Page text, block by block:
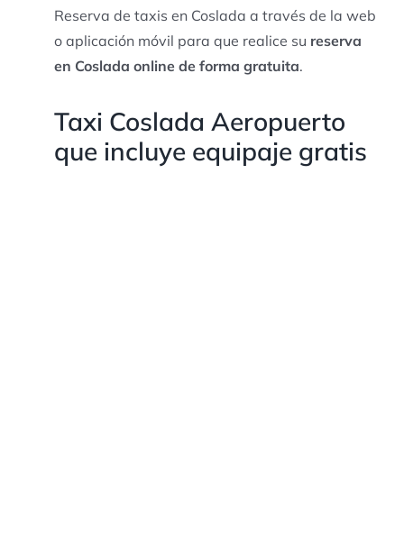
Reserva de taxis en Coslada a través de la web
o aplicación móvil para que realice su reserva
en Coslada online de forma gratuita.
Taxi Coslada Aeropuerto
que incluye equipaje gratis